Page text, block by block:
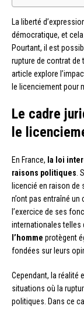
La liberté
démocratique, et
Pourtant, il est
rupture de contrat de
article explore
le licenciement pour
Le cadre
le
En France, la loi
raisons politiques .
licencié en raison
n’ont pas entraîné
l’exercice de ses
internationales telles
l’homme protègent
fondées sur leurs
Cependant, la réalité
situations où la
politiques. Dans ce